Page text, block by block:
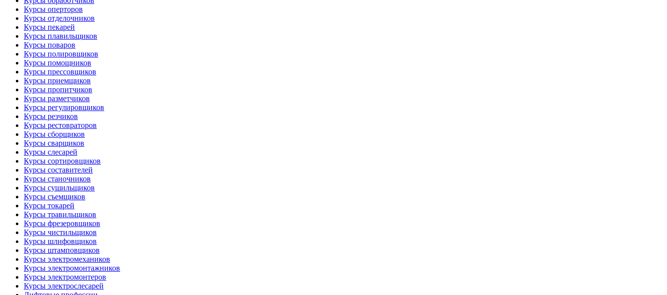
Курсы оперторов
Курсы отделочников
Курсы пекарей
Курсы плавильщиков
Курсы поваров
Курсы полировщиков
Курсы помощников
Курсы прессовщиков
Курсы приемщиков
Курсы пропитчиков
Курсы разметчиков
Курсы регулировщиков
Курсы резчиков
Курсы рестовраторов
Курсы сборщиков
Курсы сварщиков
Курсы слесарей
Курсы сортировщиков
Курсы составителей
Курсы станочников
Курсы сушильщиков
Курсы съемщиков
Курсы токарей
Курсы травильщиков
Курсы фрезеровщиков
Курсы чистильщиков
Курсы шлифовщиков
Курсы штамповщиков
Курсы электромехаников
Курсы электромонтажников
Курсы электромонтеров
Курсы электрослесарей